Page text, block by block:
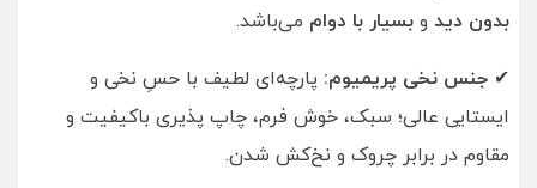
بدون دید و بسیار با دوام می‌باشد.
✔ جنس نخی پریمیوم: پارچه‌ای لطیف با حسِ نخی و
ایستایی عالی؛ سبک، خوش فرم، چاپ پذیری باکیفیت و
مقاوم در برابر چروک و نخ‌کش شدن.